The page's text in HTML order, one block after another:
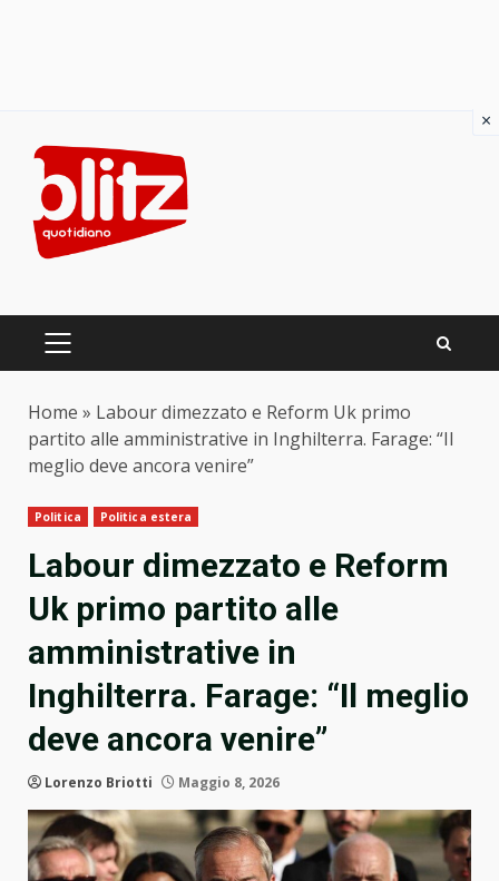
content
PRIMARY
Home » Labour dimezzato e Reform Uk primo
partito alle amministrative in Inghilterra. Farage: “Il
meglio deve ancora venire”
Politica Politica estera
Labour dimezzato e Reform
Uk primo partito alle
amministrative in
Inghilterra. Farage: “Il meglio
deve ancora venire”
Lorenzo Briotti Maggio 8, 2026
×